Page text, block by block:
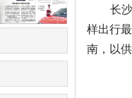
长沙
样出行
南，以